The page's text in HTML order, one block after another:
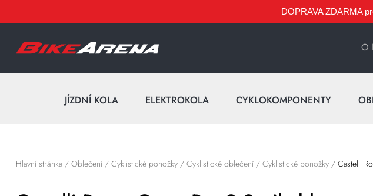
DOPRAVA ZDARMA
O
JÍZDNÍ KOLA ELEKTROKOLA CYKLOKOMPONENTY
Hlavní stránka/ Oblečení/ Cyklistické ponožky/ Cyklistické oblečení/ Cyklistické ponožky/ Castelli